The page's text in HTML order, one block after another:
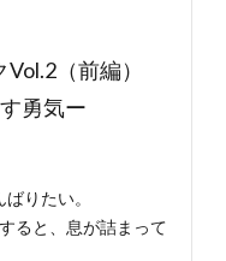
（前編）
勇気ー
りたい。
ると、息が詰まって